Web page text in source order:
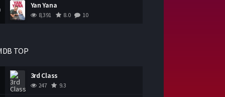
Yan Yana
8,391 8.0 10
TOP
3rd Class
247 9.3